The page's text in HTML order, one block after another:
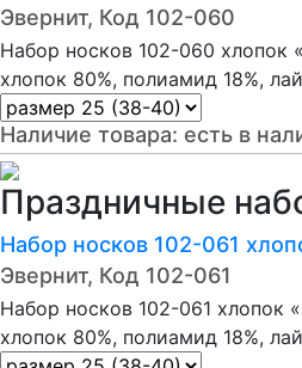
Эвернит, Код 102-060
Набор носков 102-060 хлопок
хлопок 80%, полиамид 18%,
Наличие товара: есть в
Праздничные
Набор носков 102-061
Эвернит, Код 102-061
Набор носков 102-061 хлопок
хлопок 80%, полиамид 18%,